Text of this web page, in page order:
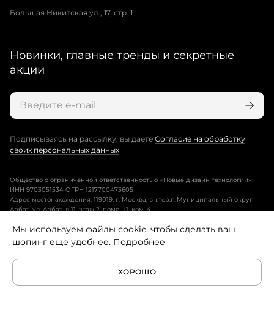
Большая Никитская ул., 17, стр. 1
Новинки, главные тренды и секретные
акции
Подписываясь на рассылку, вы даете Согласие на обработку
своих персональных данных
Общество с ограниченной ответственностью «Новые дизайн технологии»
ИНН 9703051534 ОГРН 1217700473605
Адрес местонахождения: 119019, г. Москва, вн.тер.г. Муниципальный округ
Арбат, ул. Арбат, д.11, этаж 2, помещ.1, ком. 4.
Пользовательское соглашение
Политика конфиденциальности
Условия программы лояльности
Мы используем файлы cookie, чтобы сделать ваш
шопинг еще удобнее. Подробнее
ХОРОШО